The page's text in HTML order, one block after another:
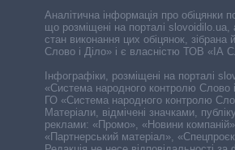
Аналітична інформація про обіцянки
що розміщені на порталі slovoidilo.ua,
стан виконання цих обіцянок, зібрана
Слово і Діло» і є власністю ТОВ «ІА
Інфографіки, розміщені на порталі
«Система народного контролю Слово і
ГО «Система народного контролю
Матеріали, відмічені значками,
реклами: «Промо», «Новини
«Партнерський матеріал»,